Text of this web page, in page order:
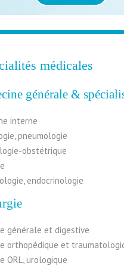
médicales
générale &
interne
pneumologie
obstétrique
endocrinologie
générale et digestive
orthopédique et
ORL, urologique